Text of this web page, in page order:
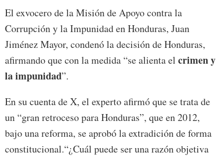
El exvocero de la Misión de Apoyo contra la
Corrupción y la Impunidad en Honduras, Juan
Jiménez Mayor, condenó la decisión de Honduras,
afirmando que con la medida “se alienta el crimen y
la impunidad”.
En su cuenta de X, el experto afirmó que se trata de
un “gran retroceso para Honduras”, que en 2012,
bajo una reforma, se aprobó la extradición de forma
constitucional.“¿Cuál puede ser una razón objetiva